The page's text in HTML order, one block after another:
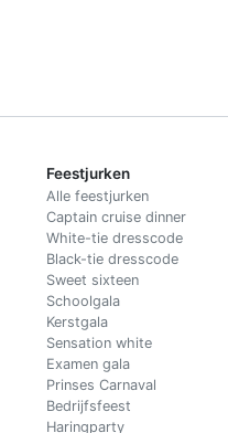
Feestjurken
Alle feestjurken
Captain cruise dinner
White-tie dresscode
Black-tie dresscode
Sweet sixteen
Schoolgala
Kerstgala
Sensation white
Examen gala
Prinses Carnaval
Bedrijfsfeest
Haringparty